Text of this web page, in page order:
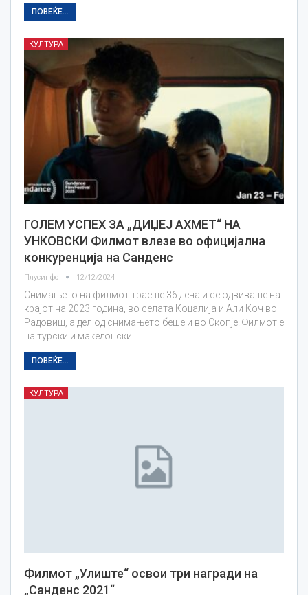
ПОВЕЌЕ...
КУЛТУРА
ГОЛЕМ УСПЕХ ЗА „ДИЏЕЈ АХМЕТ“ НА
УНКОВСКИ Филмот влезе во официјална
конкуренција на Санденс
Плусинфо 12/12/2024
Снимањето на филмот траеше 36 дена и се одвиваше на
крајот на 2023 година, во селата Коџалија и Али Коч во
Радовиш, а дел од снимањето беше и во Скопје. Филмот е
на турски и македонски…
ПОВЕЌЕ...
КУЛТУРА
Филмот „Улиште“ освои три награди на
„Санденс 2021“